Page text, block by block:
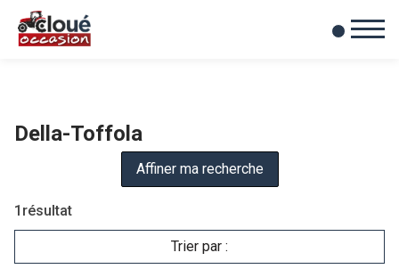
Mes favoris
0
Della-Toffola
1 résultat
Trier par :
Affiner ma recherche